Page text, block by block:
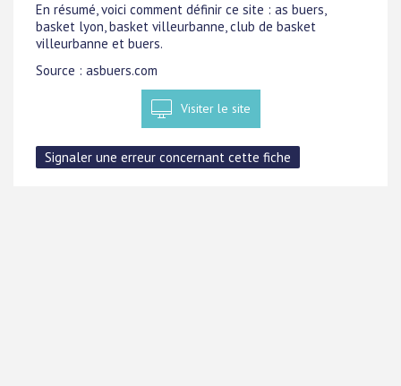
En résumé, voici comment définir ce site : as buers,
basket lyon, basket villeurbanne, club de basket
villeurbanne et buers.
Source : asbuers.com
Visiter le site